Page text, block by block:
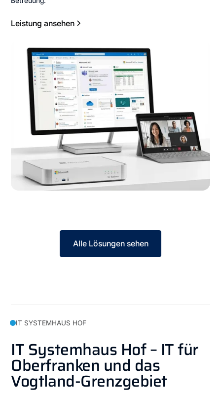
Leistung ansehen
Alle Lösungen sehen
IT SYSTEMHAUS HOF
IT Systemhaus Hof – IT für
Oberfranken und das
Vogtland-Grenzgebiet